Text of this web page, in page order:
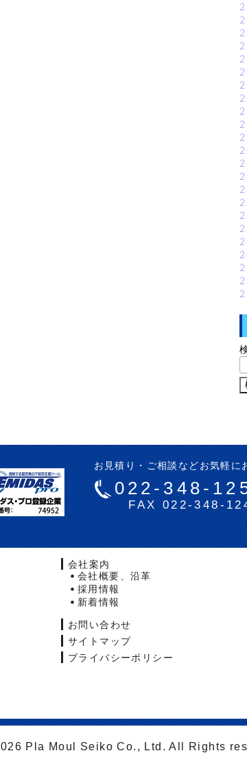
お見積り・ご相談などお気軽に
022-348-
FAX 022-348-
会社案内
会社概要、沿革
採用情報
新着情報
お問い合わせ
サイトマップ
プライバシーポリシー
Pla Moul Seiko Co., Ltd. All Rights